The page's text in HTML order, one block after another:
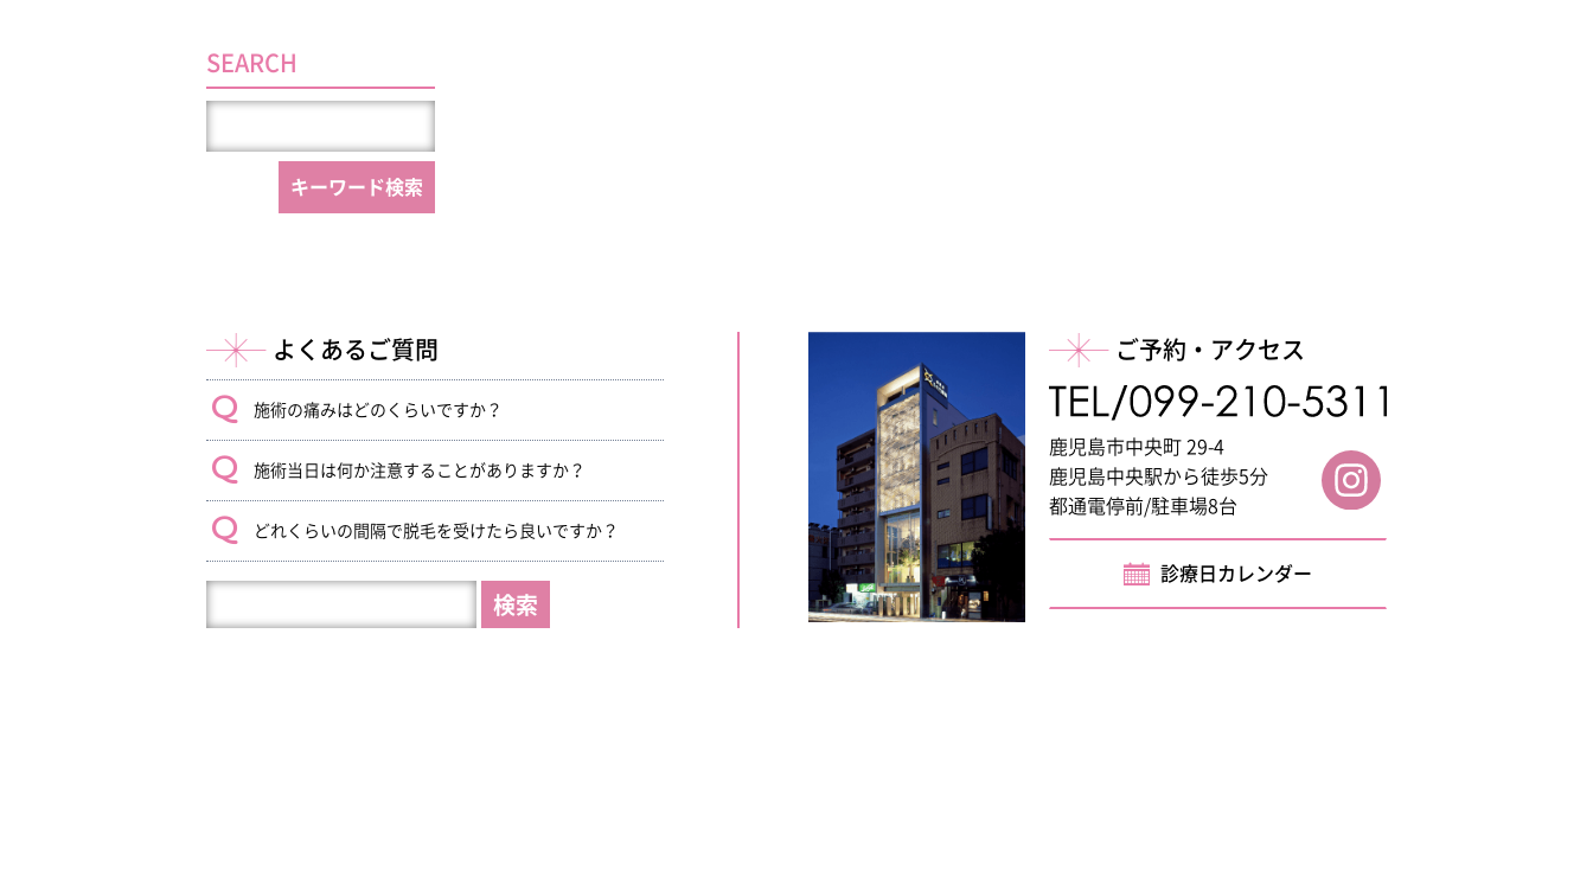
SEARCH
よくあるご質問
施術の痛みはどのくらいですか？
施術当日は何か注意することがありますか？
どれくらいの間隔で脱毛を受けたら良いですか？
HP
を
ご予約・アクセス
鹿児島市中央町 29-4
鹿児島中央駅から徒歩5分
都通電停前/駐車場8台
診療日カレンダー